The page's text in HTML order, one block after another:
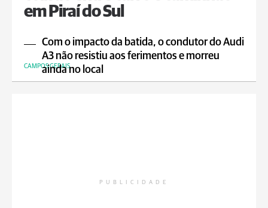
em Piraí do Sul
Com o impacto da batida, o condutor do Audi
A3 não resistiu aos ferimentos e morreu
ainda no local
CAMPOS GERAIS
PUBLICIDADE